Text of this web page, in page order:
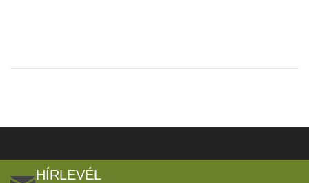
HÍRLEVÉL